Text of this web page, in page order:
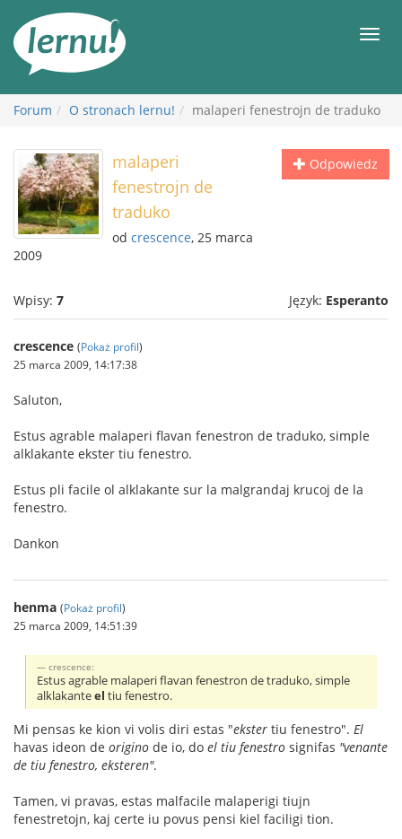
Forum O stronach lernu! malaperi fenestrojn de traduko
Odpowiedz
malaperi
fenestrojn de
traduko
od crescence, 25 marca
2009
Wpisy: 7 Język: Esperanto
crescence (Pokaż profil)
25 marca 2009, 14:17:38
Saluton,
Estus agrable malaperi flavan fenestron de traduko, simple
alklakante ekster tiu fenestro.
Estus pli facile ol alklakante sur la malgrandaj krucoj de la
fenestro.
Dankon
henma (Pokaż profil)
25 marca 2009, 14:51:39
crescence:
Estus agrable malaperi flavan fenestron de traduko, simple
alklakanteel tiu fenestro.
Mi pensas ke kion vi volis diri estas "ekster tiu fenestro". El
havas ideon de origino de io, do el tiu fenestro signifas "venante
de tiu fenestro, eksteren".
Tamen, vi pravas, estas malfacile malaperigi tiujn
fenestretojn, kaj certe iu povus pensi kiel faciligi tion.